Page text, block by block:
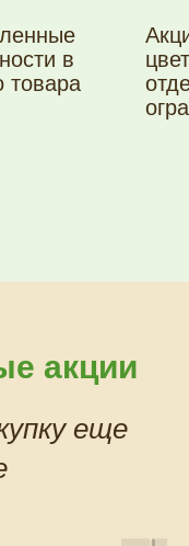
в
товара
акции
еще